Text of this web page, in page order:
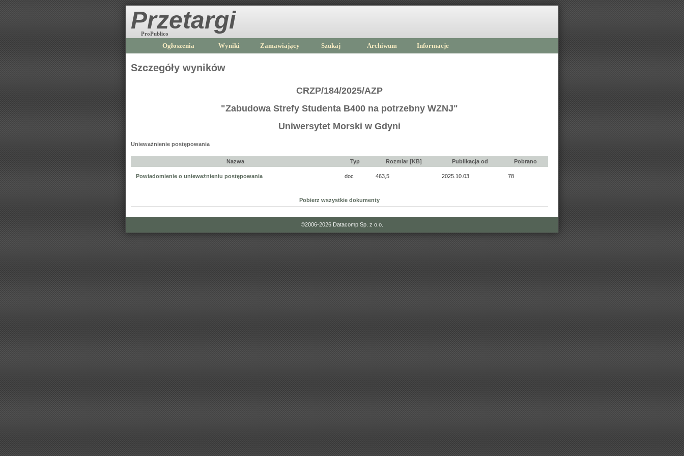
Przetargi
ProPublico
Ogłoszenia Wyniki Zamawiający Szukaj Archiwum Informacje
Szczegóły wyników
CRZP/184/2025/AZP
"Zabudowa Strefy Studenta B400 na potrzebny WZNJ"
Uniwersytet Morski w Gdyni
Unieważnienie postępowania
Nazwa Typ Rozmiar [KB] Publikacja od Pobrano
Powiadomienie o unieważnieniu postępowania doc 463,5 2025.10.03 78
Pobierz wszystkie dokumenty
©2006-2026 Datacomp Sp. z o.o.